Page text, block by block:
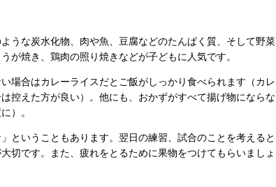
うな炭水化物、肉や魚、豆腐などのたんぱく質、そして野菜
が焼き、鶏肉の照り焼きなどが子どもに人気です。
場合はカレーライスだとご飯がしっかり食べられます（カレ
控えた方が良い）。他にも、おかずがすべて揚げ物にならな
）。
ということもあります。翌日の練習、試合のことを考えると
切です。また、疲れをとるために果物をつけてもらいましょ